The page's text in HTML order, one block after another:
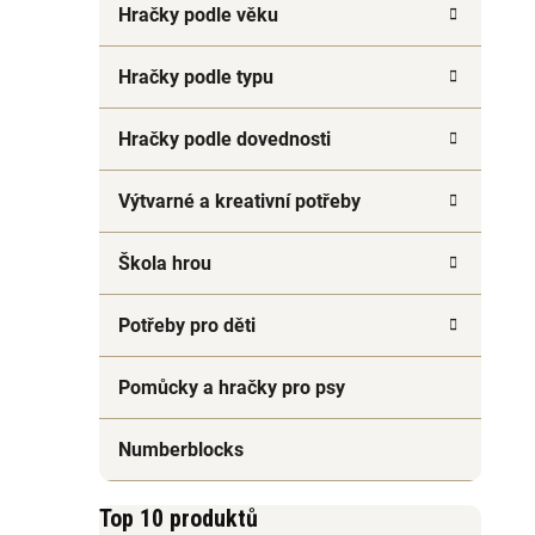
Hračky podle věku
Hračky podle typu
Hračky podle dovednosti
Výtvarné a kreativní potřeby
Škola hrou
Potřeby pro děti
Pomůcky a hračky pro psy
Numberblocks
Top 10 produktů